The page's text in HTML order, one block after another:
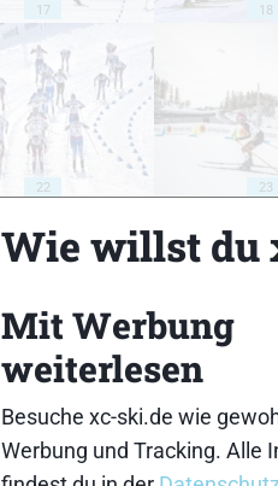
17 18
22 23
27
Wie willst du
Mit Werbung
weiterlesen
Besuche xc-ski.de wie
Werbung und Tracking. Alle